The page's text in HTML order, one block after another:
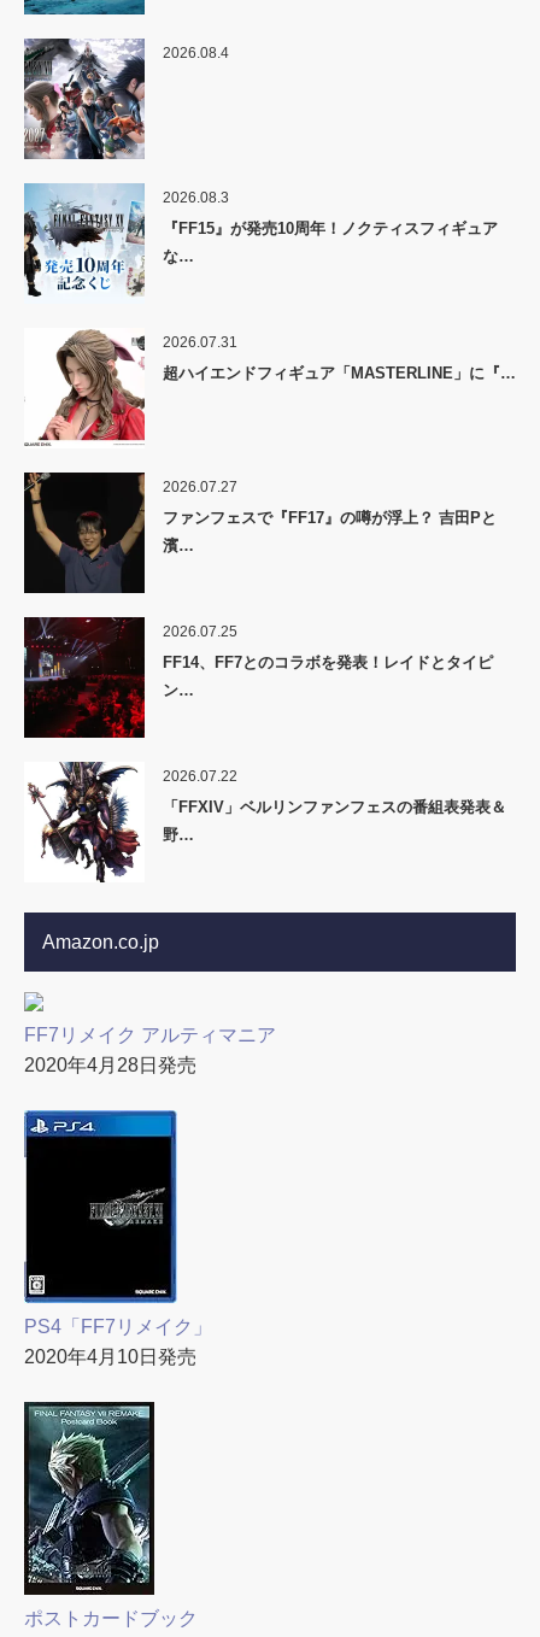
2026.08.4
2026.08.3
『FF15』が発売10周年！ノクティスフィギュア
な…
2026.07.31
超ハイエンドフィギュア「MASTERLINE」に『…
2026.07.27
ファンフェスで『FF17』の噂が浮上？ 吉田Pと
濱…
2026.07.25
FF14、FF7とのコラボを発表！レイドとタイピ
ン…
2026.07.22
「FFXIV」ベルリンファンフェスの番組表発表＆
野…
Amazon.co.jp
FF7リメイク アルティマニア
2020年4月28日発売
PS4「FF7リメイク」
2020年4月10日発売
ポストカードブック